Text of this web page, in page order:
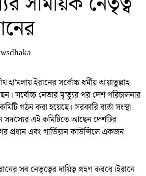
হা’মলায় ইরানের সর্বোচ্চ ধর্মীয় আয়াতুল্লাহ
সর্বোচ্চ নেতার মৃ’ত্যুর পর দেশ পরিচালনার
গঠন করা হয়েছে। সরকারি বার্তা সংস্থা
এই কমিটিতে আছেন দেশটির
প্রধান এবং গার্ডিয়ান কাউন্সিলে একজন
সব নেতৃত্বের দায়িত্ব গ্রহণ করবে।ইরানে